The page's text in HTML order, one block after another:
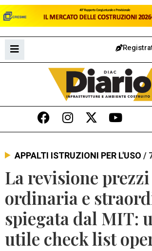
APPALTI ISTRUZIONI PER L'USO/
La revisione prezzi
ordinaria e
spiegata dal MIT:
utile check list